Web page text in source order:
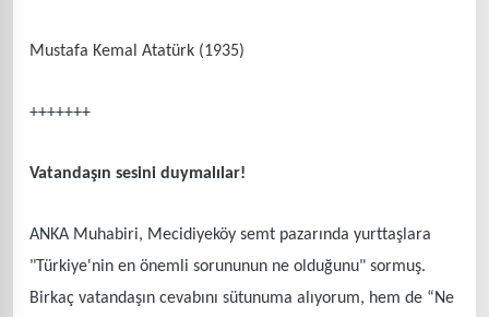
Mustafa Kemal Atatürk (1935)
+++++++
Vatandaşın sesini duymalılar!
ANKA Muhabiri, Mecidiyeköy semt pazarında yurttaşlara
"Türkiye'nin en önemli sorununun ne olduğunu" sormuş.
Birkaç vatandaşın cevabını sütunuma alıyorum, hem de “Ne